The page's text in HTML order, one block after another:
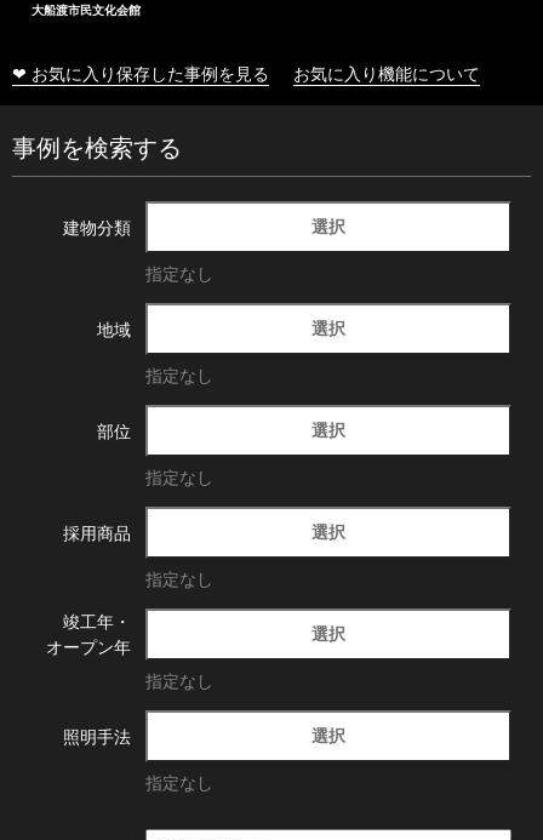
大船渡市民文化会館
❤ お気に入り保存した事例を見る お気に入り機能について
事例を検索する
建物分類 選択
指定なし
地域 選択
指定なし
部位 選択
指定なし
採用商品 選択
指定なし
竣工年・
オープン年
選択
指定なし
照明手法 選択
指定なし